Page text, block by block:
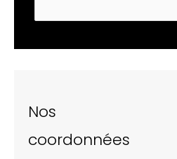
Nos
coordonnées